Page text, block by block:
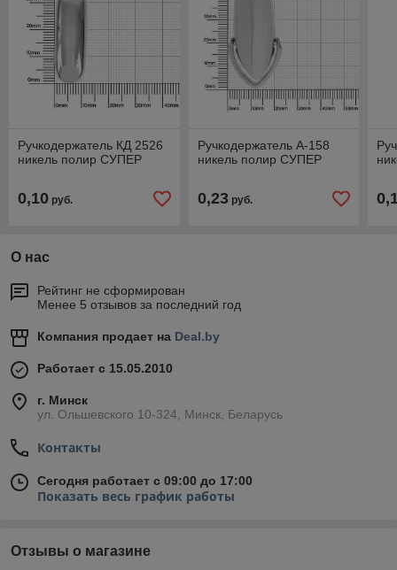
Ручкодержатель КД 2526
никель полир СУПЕР
0,10 руб.
Ручкодержатель А-158
никель полир СУПЕР
0,23руб.
О нас
Рейтинг не сформирован
Менее 5 отзывов за последний год
Компания продает на Deal.by
Работает с 15.05.2010
г. Минск
ул. Ольшевского 10-324, Минск, Беларусь
Контакты
Сегодня работает с 09:00 до 17:00
Показать весь график работы
Отзывы о магазине